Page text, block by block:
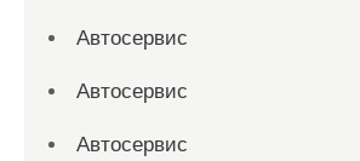
Автосервис
Автосервис
Автосервис